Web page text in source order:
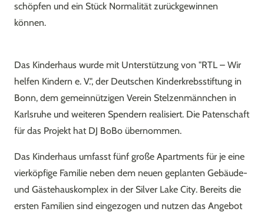
schöpfen und ein Stück Normalität zurückgewinnen
können.
Das Kinderhaus wurde mit Unterstützung von "RTL – Wir
helfen Kindern e. V.", der Deutschen Kinderkrebsstiftung in
Bonn, dem gemeinnützigen Verein Stelzenmännchen in
Karlsruhe und weiteren Spendern realisiert. Die Patenschaft
für das Projekt hat DJ BoBo übernommen.
Das Kinderhaus umfasst fünf große Apartments für je eine
vierköpfige Familie neben dem neuen geplanten Gebäude-
und Gästehauskomplex in der Silver Lake City. Bereits die
ersten Familien sind eingezogen und nutzen das Angebot